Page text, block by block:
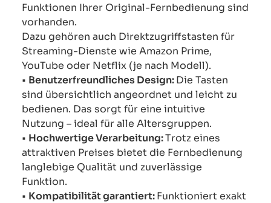
Funktionen Ihrer Original-Fernbedienung sind
vorhanden.
Dazu gehören auch Direktzugriffstasten für
Streaming-Dienste wie Amazon Prime,
YouTube oder Netflix (je nach Modell).
• Benutzerfreundliches Design:Die Tasten
sind übersichtlich angeordnet und leicht zu
bedienen. Das sorgt für eine intuitive
Nutzung – ideal für alle Altersgruppen.
• Hochwertige Verarbeitung:Trotz eines
attraktiven Preises bietet die Fernbedienung
langlebige Qualität und zuverlässige
Funktion.
• Kompatibilität garantiert:Funktioniert exakt